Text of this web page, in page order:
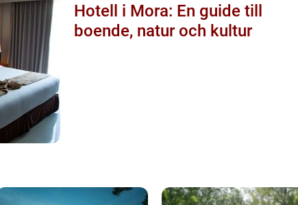
Hotell i Mora: En guide till
boende, natur och kultur